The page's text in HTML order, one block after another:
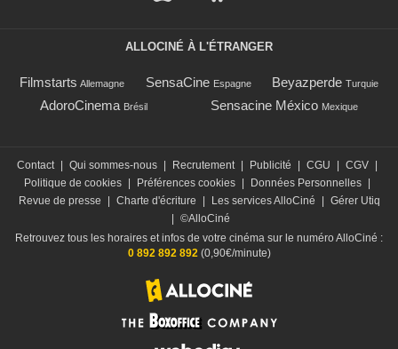
ALLOCINÉ À L'ÉTRANGER
Filmstarts Allemagne SensaCine Espagne Beyazperde Turquie
AdoroCinema Brésil Sensacine México Mexique
Contact Qui sommes-nous Recrutement Publicité CGU CGV
Politique de cookies
Préférences cookies Données Personnelles
Revue de presse
Charte d'écriture Les services AlloCiné
Gérer Utiq
©AlloCiné
Retrouvez tous les horaires et infos de votre cinéma sur le numéro AlloCiné :
0 892 892 892(0,90€/minute)